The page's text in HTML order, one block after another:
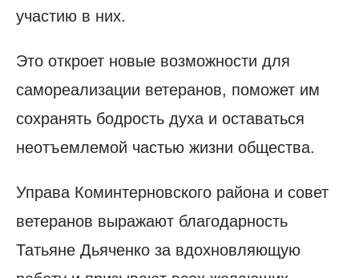
участию в них.
Это откроет новые возможности для
самореализации ветеранов, поможет им
сохранять бодрость духа и оставаться
неотъемлемой частью жизни общества.
Управа Коминтерновского района и совет
ветеранов выражают благодарность
Татьяне Дьяченко за вдохновляющую